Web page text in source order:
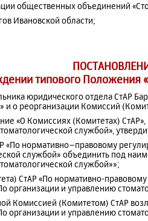
общественных объединений
Ивановской области;
типового Положения
юридического отдела СтАР
и о реорганизации Комиссий
«О Комиссиях (Комитетах)
службой»,
«По нормативно–правовому
службой» объединить под
службой»»;
СтАР «По нормативно-
организации и управлению
Комиссией (Комитетом) СтАР
организации и управлению